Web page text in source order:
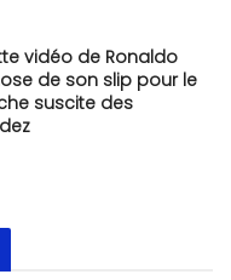
vidéo de Ronaldo
de son slip pour le
suscite des